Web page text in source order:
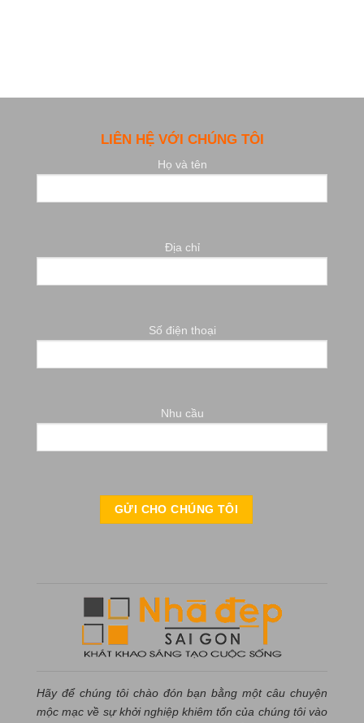
LIÊN HỆ VỚI CHÚNG TÔI
Họ và tên
Địa chỉ
Số điện thoại
Nhu cầu
Hãy để chúng tôi chào đón bạn bằng một câu chuyện
mộc mạc về sự khởi nghiệp khiêm tốn của chúng tôi vào